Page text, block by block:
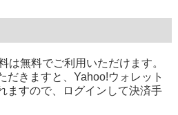
は無料でご利用いただけます。
だきますと、Yahoo!ウォレット
ますので、ログインして決済手